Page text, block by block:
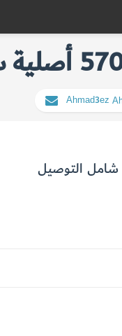
Ahmad3ez